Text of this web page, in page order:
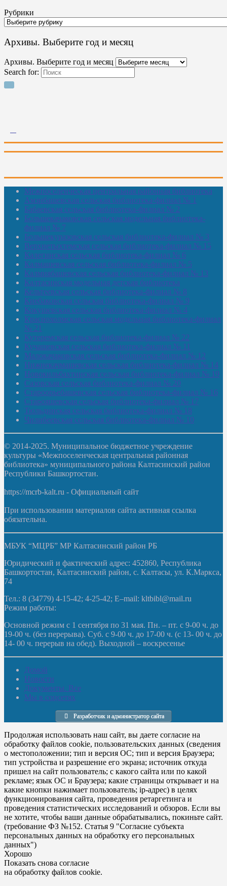
Рубрики
Архивы. Выберите год и месяц
Архивы. Выберите год и месяц
Search for:
Межпоселенческая центральная районная библиотека
Амзибашевская сельская библиотека-филиал № 1
Бабаевская сельская библиотека-филиал № 2
Большекачаковская сельская модельная библиотека-
филиал № 7
Большекуразовская сельская библиотека-филиал № 3
Верхнетыхтемская сельская библиотека-филиал № 15
Калегинская сельская библиотека-филиал № 6
Калмашевская сельская библиотека-филиал № 5
Калмиябашевская сельская библиотека-филиал № 13
Калтасинская модельная детская библиотека
Кельтеевская сельская библиотека-филиал № 8
Киебаковская сельская библиотека-филиал № 9
Кокушевская сельская библиотека-филиал № 4
Краснохолмская сельская модельная библиотека-филиал
№ 21
Кутеремская сельская библиотека-филиал № 22
Кучашевская сельская библиотека-филиал № 11
Малокачаковская сельская библиотека-филиал № 12
Нижнекачмашевская сельская библиотека-филиал № 14
Новокильбахтинская сельская библиотека-филиал № 19
Сазовская сельская библиотека-филиал № 20
Староорьебашевская сельская библиотека-филиал № 16
Старояшевская сельская библиотека-филиал № 17
Тюльдинская сельская библиотека-филиал № 18
Чилибеевская сельская библиотека-филиал № 10
© 2014-2025. Муниципальное бюджетное учреждение
культуры «Межпоселенческая центральная районная
библиотека» муниципального района Калтасинский район
Республики Башкортостан.
https://mcrb-kalt.ru - Официальный сайт
При использовании материалов сайта активная ссылка
обязательна.
МБУК “МЦРБ” МР Калтасинский район РБ
Юридический и фактический адрес: 452860, Республика
Башкортостан, Калтасинский район, с. Калтасы, ул. К.Маркса,
74
Тел.: 8 (34779) 4-15-42; 4-25-42; E–mail: kltbibl@mail.ru
Режим работы:
Основной режим с 1 сентября по 31 мая. Пн. – пт. с 9-00 ч. до
19-00 ч. (без перерыва). Суб. с 9-00 ч. до 17-00 ч. (с 13- 00 ч. до
14- 00 ч. перерыв на обед). Выходной – воскресенье
Домой
Новости
Документы. Все
Мы в соцсетях
Разработчик и администратор сайта
Продолжая использовать наш сайт, вы даете согласие на
обработку файлов cookie, пользовательских данных (сведения
о местоположении; тип и версия ОС; тип и версия Браузера;
тип устройства и разрешение его экрана; источник откуда
пришел на сайт пользователь; с какого сайта или по какой
рекламе; язык ОС и Браузера; какие страницы открывает и на
какие кнопки нажимает пользователь; ip-адрес) в целях
функционирования сайта, проведения ретаргетинга и
проведения статистических исследований и обзоров. Если вы
не хотите, чтобы ваши данные обрабатывались, покиньте сайт.
(требование ФЗ №152. Статья 9 "Согласие субъекта
персональных данных на обработку его персональных
данных")
Хорошо
Показать снова согласие
на обработку файлов cookie.